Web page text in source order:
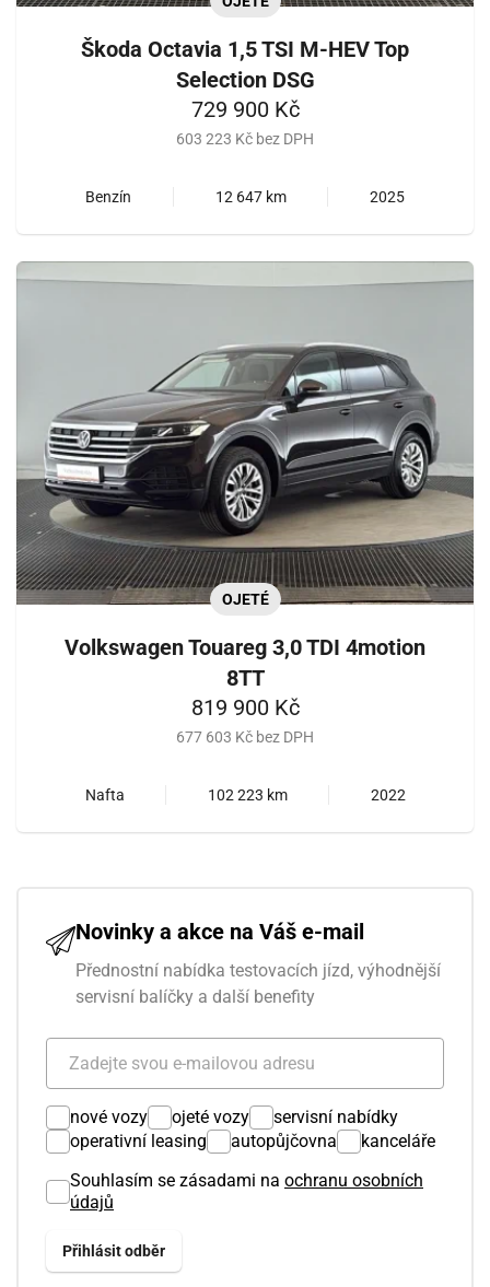
Škoda Octavia 1,5 TSI M-HEV Top
Selection DSG
729 900 Kč
603 223 Kč bez DPH
Benzín 12 647 km 2025
OJETÉ
Volkswagen Touareg 3,0 TDI 4motion
8TT
819 900 Kč
677 603 Kč bez DPH
Nafta 102 223 km 2022
Novinky a akce na Váš e-mail
Přednostní nabídka testovacích jízd, výhodnější
servisní balíčky a další benefity
nové vozy ojeté vozy
servisní nabídky
operativní leasing
autopůjčovna
kanceláře
Souhlasím se zásadami na ochranu osobních
údajů